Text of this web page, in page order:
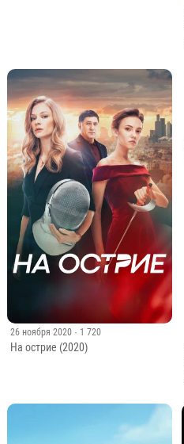
26 ноября 2020 · 1 720
На острие (2020)